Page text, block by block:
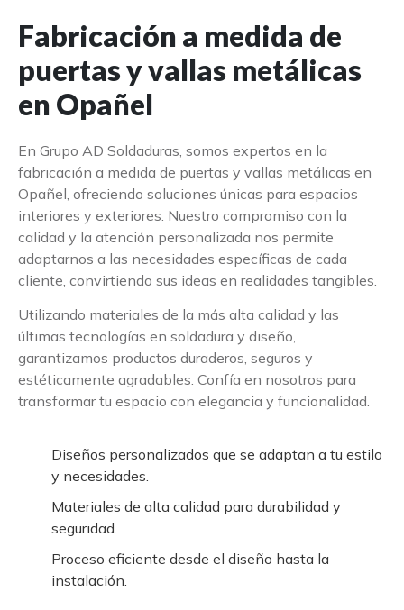
Fabricación a medida de
puertas y vallas metálicas
en Opañel
En Grupo AD Soldaduras, somos expertos en la
fabricación a medida de puertas y vallas metálicas en
Opañel, ofreciendo soluciones únicas para espacios
interiores y exteriores. Nuestro compromiso con la
calidad y la atención personalizada nos permite
adaptarnos a las necesidades específicas de cada
cliente, convirtiendo sus ideas en realidades tangibles.
Utilizando materiales de la más alta calidad y las
últimas tecnologías en soldadura y diseño,
garantizamos productos duraderos, seguros y
estéticamente agradables. Confía en nosotros para
transformar tu espacio con elegancia y funcionalidad.
Diseños personalizados que se adaptan a tu estilo
y necesidades.
Materiales de alta calidad para durabilidad y
seguridad.
Proceso eficiente desde el diseño hasta la
instalación.